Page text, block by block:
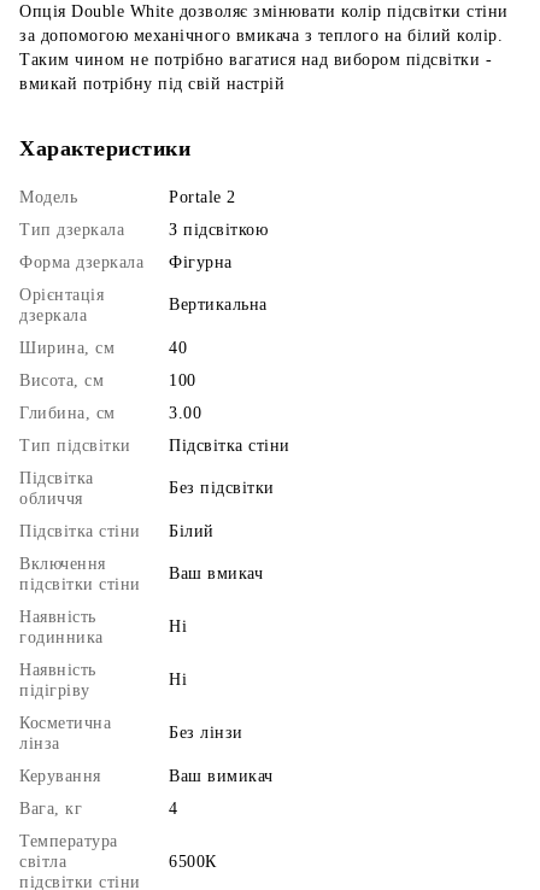
Опція Double White дозволяє змінювати колір підсвітки стіни
за допомогою механічного вмикача з теплого на білий колір.
Таким чином не потрібно вагатися над вибором підсвітки -
вмикай потрібну під свій настрій
Характеристики
Модель
Portale 2
Тип дзеркала
З підсвіткою
Форма дзеркала
Фігурна
Орієнтація
дзеркала
Вертикальна
Ширина, см
40
Висота, см
100
Глибина, см
3.00
Тип підсвітки
Підсвітка стіни
Підсвітка
обличчя
Без підсвітки
Підсвітка стіни
Білий
Включення
підсвітки стіни
Ваш вмикач
Наявність
годинника
Ні
Наявність
підігріву
Ні
Косметична
лінза
Без лінзи
Керування
Ваш вимикач
Вага, кг
4
Температура
світла
підсвітки стіни
6500К